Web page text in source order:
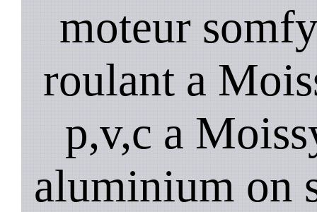
moteur
roulant a
p,v,c a
aluminium on